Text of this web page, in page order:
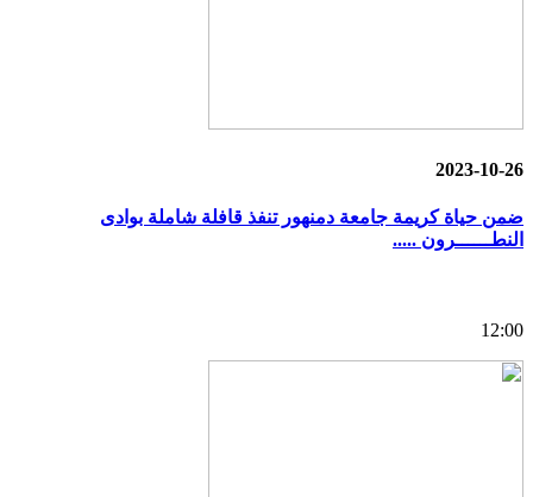
2023-10-26
ضمن حياة كريمة جامعة دمنهور تنفذ قافلة شاملة بوادى
النطــــــرون .....
12:00